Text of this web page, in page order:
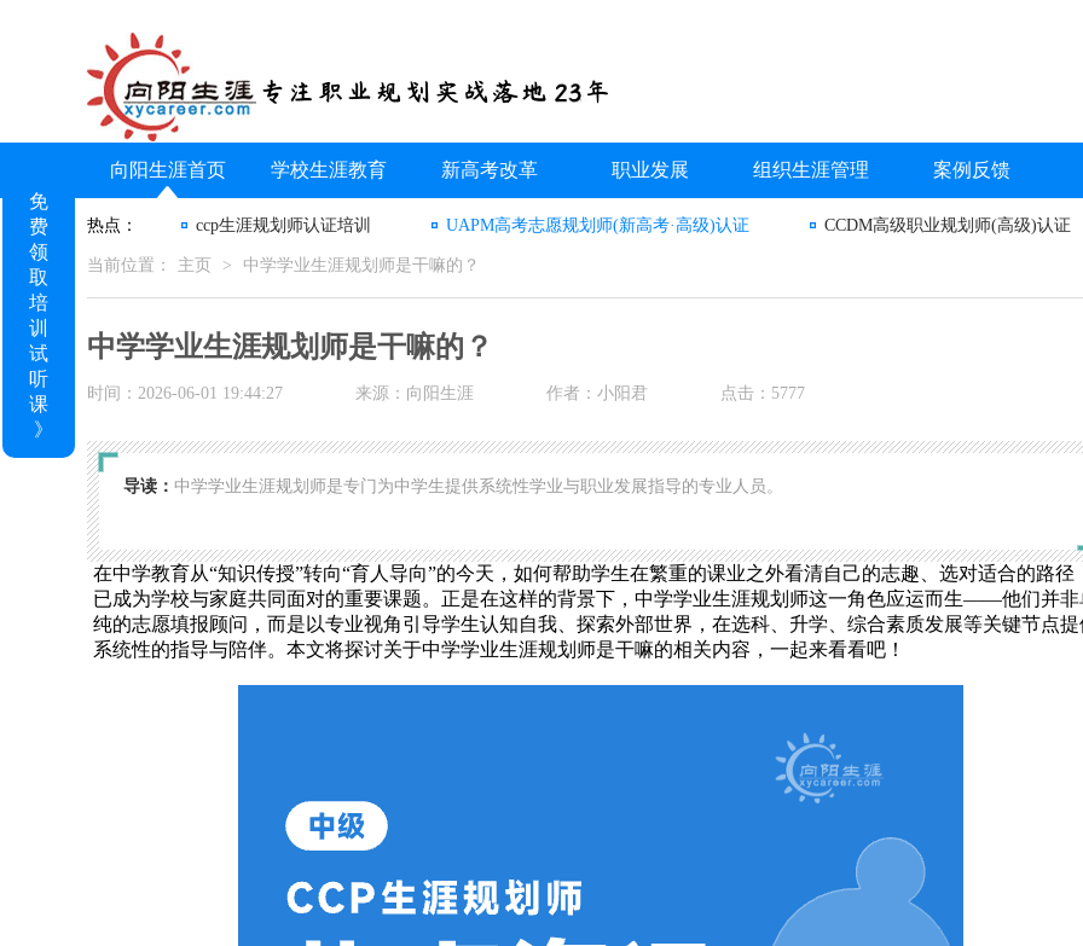
向阳生涯首页 学校生涯教育 新高考改革 职业发展 组织生涯管理 案例反馈
热点： ccp生涯规划师认证培训 UAPM高考志愿规划师(新高考·高级)认证 CCDM高级职业规划师(高级)认证
当前位置： 主页 > 中学学业生涯规划师是干嘛的？
中学学业生涯规划师是干嘛的？
时间：2026-06-01 19:44:27 来源：向阳生涯 作者：小阳君 点击：5777
导读： 中学学业生涯规划师是专门为中学生提供系统性学业与职业发展指导的专业人员。
在中学教育从“知识传授”转向“育人导向”的今天，如何帮助学生在繁重的课业之外看清自己的志趣、选对适合的路径
已成为学校与家庭共同面对的重要课题。正是在这样的背景下，中学学业生涯规划师这一角色应运而生——他们并非
纯的志愿填报顾问，而是以专业视角引导学生认知自我、探索外部世界，在选科、升学、综合素质发展等关键节点提
系统性的指导与陪伴。本文将探讨关于中学学业生涯规划师是干嘛的相关内容，一起来看看吧！
免
费
领
取
培
训
试
听
课
》